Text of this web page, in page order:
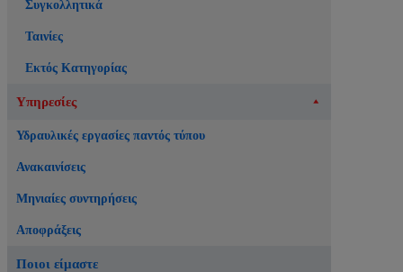
Συγκολλητικά
Ταινίες
Εκτός Κατηγορίας
Υπηρεσίες
Υδραυλικές εργασίες παντός τύπου
Ανακαινίσεις
Μηνιαίες συντηρήσεις
Αποφράξεις
Ποιοι είμαστε